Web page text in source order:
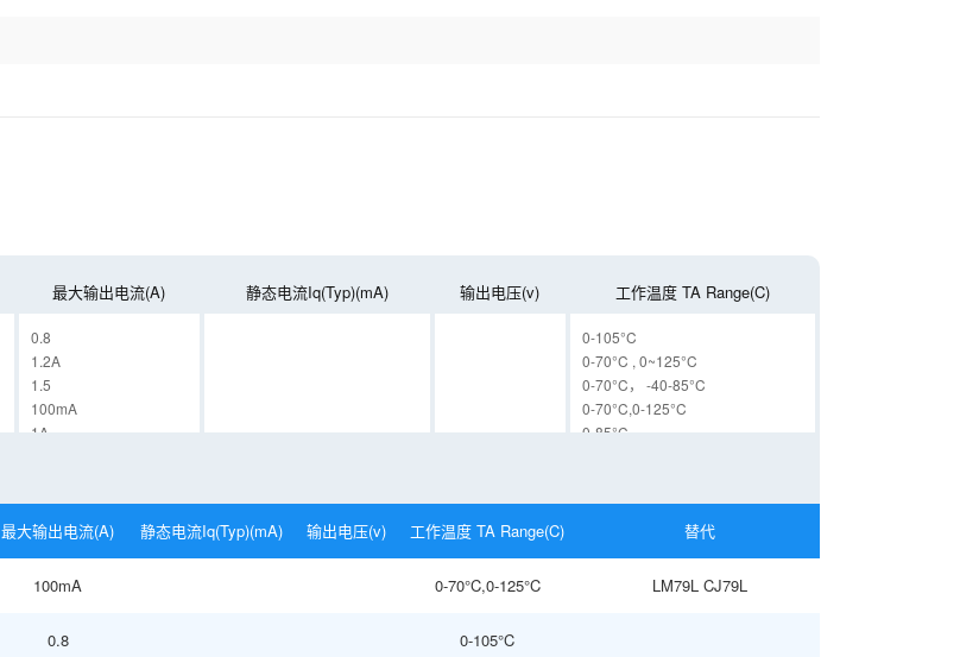
最大输出电流(A) 静态电流Iq(Typ)(mA) 输出电压(v) 工作温度 TA Range(C)
0.8
1.2A
1.5
100mA
1A
0-105°C
0-70°C , 0~125°C
0-70°C， -40-85°C
0-70°C,0-125°C
0-85°C
最大输出电流(A) 静态电流Iq(Typ)(mA) 输出电压(v) 工作温度 TA Range(C) 替代
100mA 0-70°C,0-125°C LM79L CJ79L
0.8 0-105°C